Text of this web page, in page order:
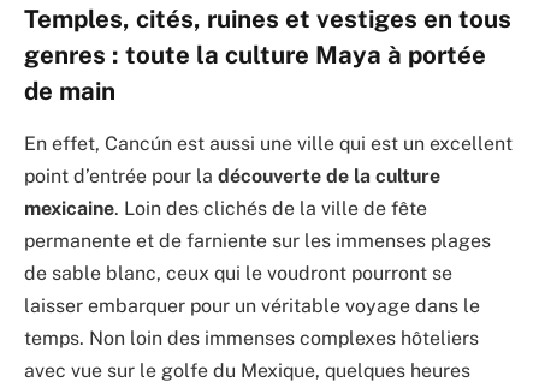
Temples, cités, ruines et vestiges en tous
genres : toute la culture Maya à portée
de main
En effet, Cancún est aussi une ville qui est un excellent
point d’entrée pour la découverte de la culture
mexicaine. Loin des clichés de la ville de fête
permanente et de farniente sur les immenses plages
de sable blanc, ceux qui le voudront pourront se
laisser embarquer pour un véritable voyage dans le
temps. Non loin des immenses complexes hôteliers
avec vue sur le golfe du Mexique, quelques heures